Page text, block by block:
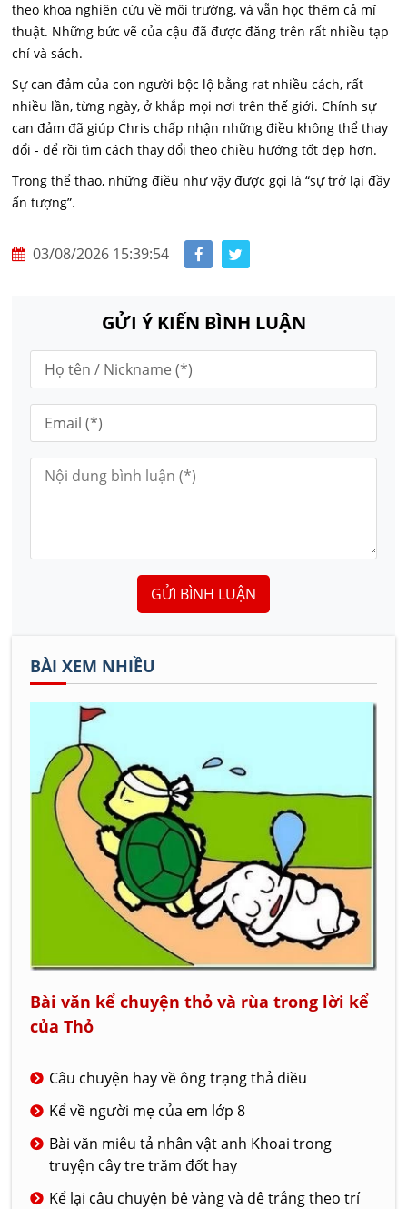
theo khoa nghiên cứu về môi trường, và vẫn học thêm cả mĩ
thuật. Những bức vẽ của cậu đã được đăng trên rất nhiều tạp
chí và sách.
Sự can đảm của con người bộc lộ bằng rat nhiều cách, rất
nhiều lần, từng ngày, ở khắp mọi nơi trên thế giới. Chính sự
can đảm đã giúp Chris chấp nhận những điều không thể thay
đổi - để rồi tìm cách thay đổi theo chiều hướng tốt đẹp hơn.
Trong thể thao, những điều như vậy được gọi là “sự trở lại đầy
ấn tượng”.
03/08/2026 15:39:54
GỬI Ý KIẾN BÌNH LUẬN
GỬI BÌNH LUẬN
BÀI XEM NHIỀU
Bài văn kể chuyện thỏ và rùa trong lời kể
của Thỏ
Câu chuyện hay về ông trạng thả diều
Kể về người mẹ của em lớp 8
Bài văn miêu tả nhân vật anh Khoai trong
truyện cây tre trăm đốt hay
Kể lại câu chuyện bê vàng và dê trắng theo trí